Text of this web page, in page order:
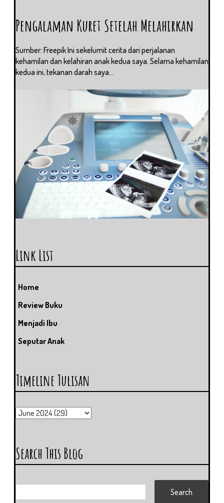
Pengalaman Kuret Setelah Melahirkan
Sumber: Freepik Ini sekelumit cerita dari perjalanan
kehamilan dan kelahiran anak kedua saya. Selama kehamilan
kedua ini, tekanan darah saya...
Link List
Home
Review Buku
Menjadi Ibu
Seputar Anak
Timeline Tulisan
Search This Blog